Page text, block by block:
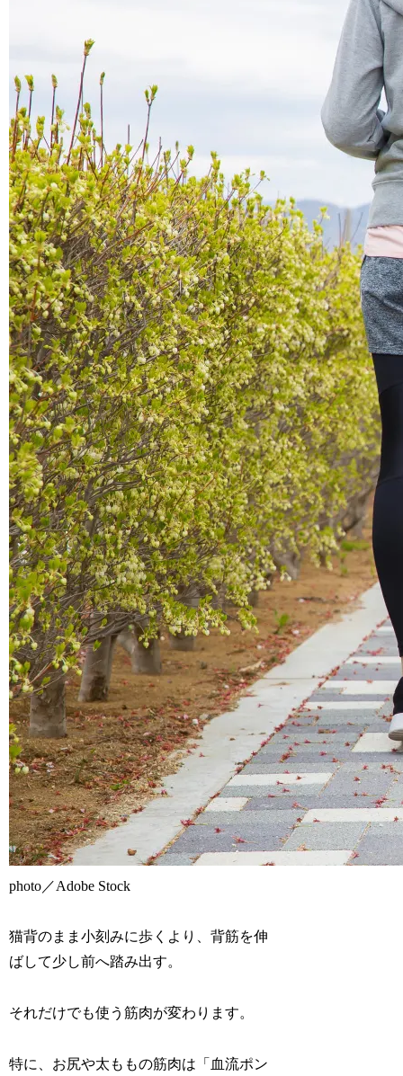
photo／Adobe Stock
猫背のまま小刻みに歩くより、背筋を伸
ばして少し前へ踏み出す。
それだけでも使う筋肉が変わります。
特に、お尻や太ももの筋肉は「血流ポン